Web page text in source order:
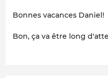
Bonnes vacances Daniel!
Bon, ça va être long